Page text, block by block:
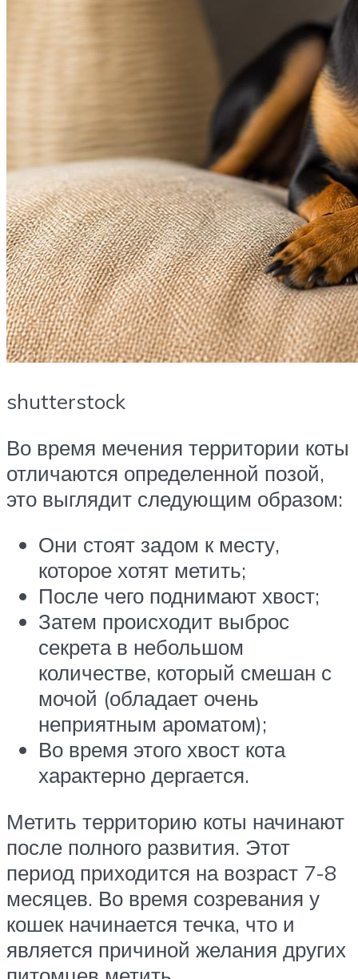
shutterstock
Во время мечения территории коты
отличаются определенной позой,
это выглядит следующим образом:
Они стоят задом к месту,
которое хотят метить;
После чего поднимают хвост;
Затем происходит выброс
секрета в небольшом
количестве, который смешан с
мочой (обладает очень
неприятным ароматом);
Во время этого хвост кота
характерно дергается.
Метить территорию коты начинают
после полного развития. Этот
период приходится на возраст 7-8
месяцев. Во время созревания у
кошек начинается течка, что и
является причиной желания других